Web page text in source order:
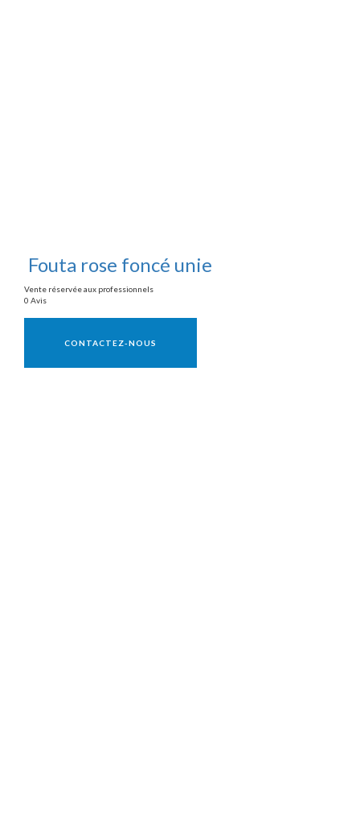
Fouta rose foncé unie
Vente réservée aux professionnels
0 Avis
CONTACTEZ-NOUS